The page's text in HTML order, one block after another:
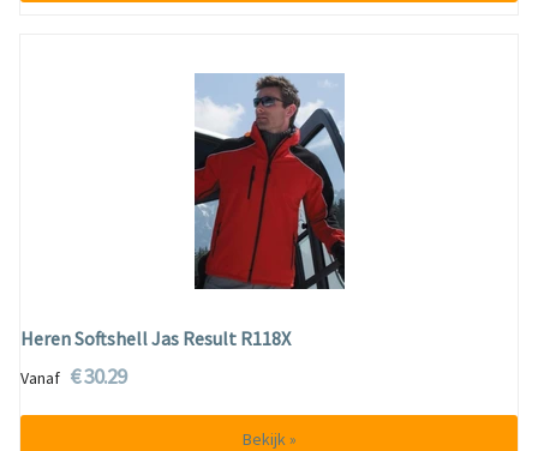
Heren Softshell Jas Result R118X
Vanaf € 30.29
Bekijk »